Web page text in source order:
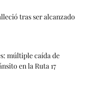
tras ser alcanzado
múltiple caída de
en la Ruta 17